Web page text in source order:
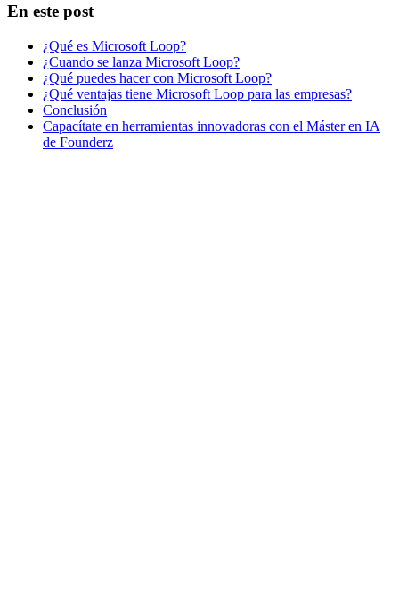
En este post
¿Qué es Microsoft Loop?
¿Cuando se lanza Microsoft Loop?
¿Qué puedes hacer con Microsoft Loop?
¿Qué ventajas tiene Microsoft Loop para las empresas?
Conclusión
Capacítate en herramientas innovadoras con el Máster en IA
de Founderz